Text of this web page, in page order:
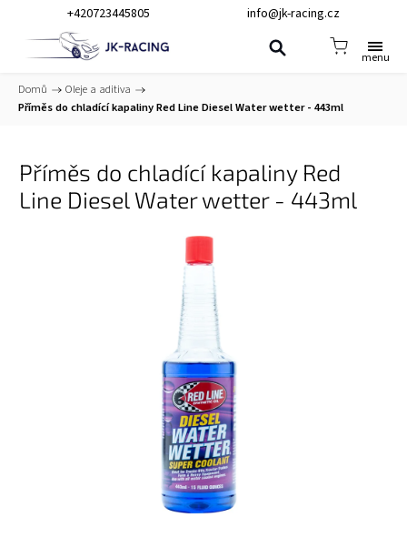
+420723445805 info@jk-racing.cz
Domů / Oleje a aditiva /
Příměs do chladící kapaliny Red Line Diesel Water wetter - 443ml
Příměs do chladící kapaliny Red
Line Diesel Water wetter - 443ml